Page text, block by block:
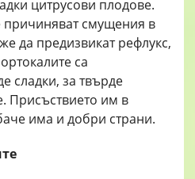
цитрусови плодове.
причиняват смущения в
да предизвикат рефлукс,
са
сладки, за твърде
Присъствието им в
има и добри страни.